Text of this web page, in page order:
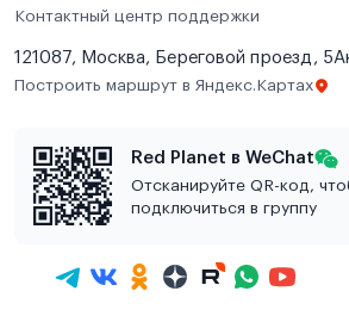
Контактный центр поддержки
121087, Москва, Береговой проезд,
Построить маршрут в Яндекс.Картах
Red Planet в WeChat
Отсканируйте QR-код,
подключиться в группу